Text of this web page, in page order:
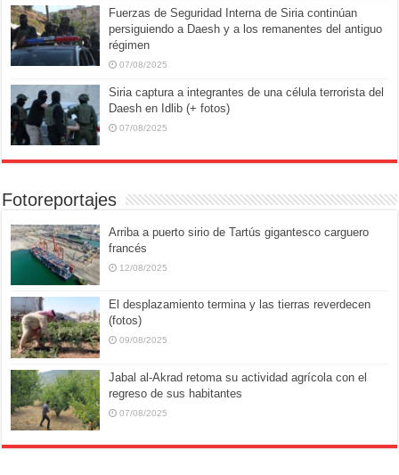
Fuerzas de Seguridad Interna de Siria continúan
persiguiendo a Daesh y a los remanentes del antiguo
régimen
07/08/2025
Siria captura a integrantes de una célula terrorista del
Daesh en Idlib (+ fotos)
07/08/2025
Fotoreportajes
Arriba a puerto sirio de Tartús gigantesco carguero
francés
12/08/2025
El desplazamiento termina y las tierras reverdecen
(fotos)
09/08/2025
Jabal al-Akrad retoma su actividad agrícola con el
regreso de sus habitantes
07/08/2025